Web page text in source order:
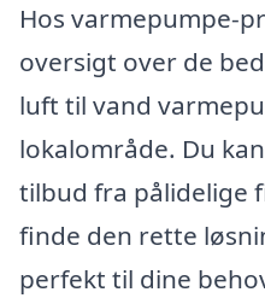
Hos varmepumpe-
oversigt over de
luft til vand
lokalområde. Du
tilbud fra pålidelige
finde den rette
perfekt til dine